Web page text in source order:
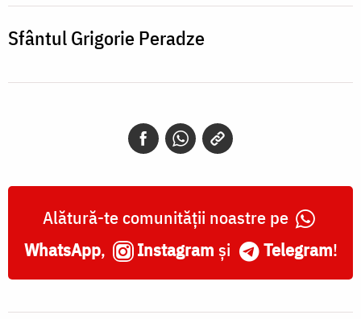
Sfântul Grigorie Peradze
Alătură-te comunității noastre pe
WhatsApp, Instagram și Telegram!